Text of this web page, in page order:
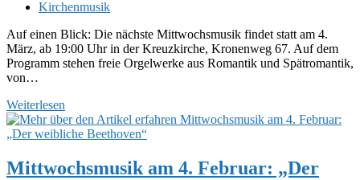
veröffentlicht:
Beitrags-
Kirchenmusik
Auf einen Blick: Die nächste Mittwochsmusik findet statt am 4.
März, ab 19:00 Uhr in der Kreuzkirche, Kronenweg 67. Auf dem
Programm stehen freie Orgelwerke aus Romantik und Spätromantik,
von…
Weiterlesen
im
März:
Romantische
Orgelmusik
Mittwochsmusik am 4. Februar: „Der